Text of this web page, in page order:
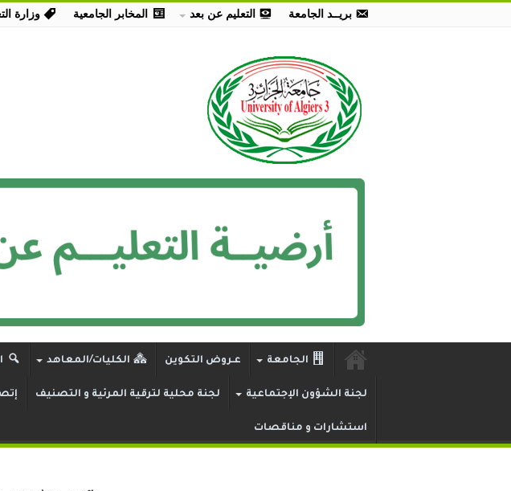
بريــد الجامعة التعليم عن بعد المخابر الجامعية وزارة
الجامعة عـروض التكوين الكليات/المعاهد
لجنة الشؤون الإجتماعية لجنة محلية لترقية المرئية و التصنيف
استشارات و مناقصات